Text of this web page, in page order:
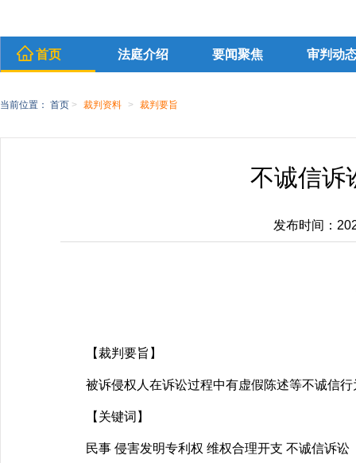
首页 法庭介绍 要闻聚焦 审判动
当前位置： 首页 > 裁判资料 > 裁判要旨
不诚信诉
发布时间：
【裁判要旨】
被诉侵权人在诉讼过程中有虚假陈述等不诚信行
【关键词】
民事 侵害发明专利权 维权合理开支 不诚信诉讼